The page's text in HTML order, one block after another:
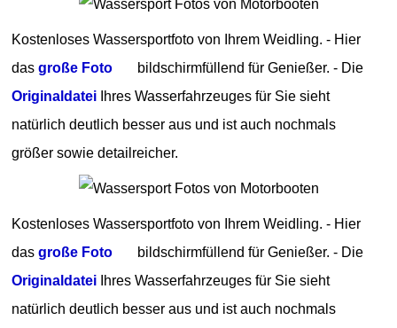
Kostenloses Wassersportfoto von Ihrem Weidling. - Hier
dasgroße Foto
bildschirmfüllend für Genießer. - Die
Originaldatei Ihres Wasserfahrzeuges für Sie sieht
natürlich deutlich besser aus und ist auch nochmals
größer sowie detailreicher.
Kostenloses Wassersportfoto von Ihrem Weidling. - Hier
dasgroße Foto
bildschirmfüllend für Genießer. - Die
Originaldatei Ihres Wasserfahrzeuges für Sie sieht
natürlich deutlich besser aus und ist auch nochmals